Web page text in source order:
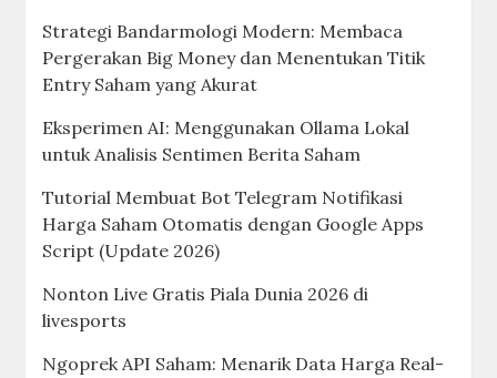
Strategi Bandarmologi Modern: Membaca
Pergerakan Big Money dan Menentukan Titik
Entry Saham yang Akurat
Eksperimen AI: Menggunakan Ollama Lokal
untuk Analisis Sentimen Berita Saham
Tutorial Membuat Bot Telegram Notifikasi
Harga Saham Otomatis dengan Google Apps
Script (Update 2026)
Nonton Live Gratis Piala Dunia 2026 di
livesports
Ngoprek API Saham: Menarik Data Harga Real-